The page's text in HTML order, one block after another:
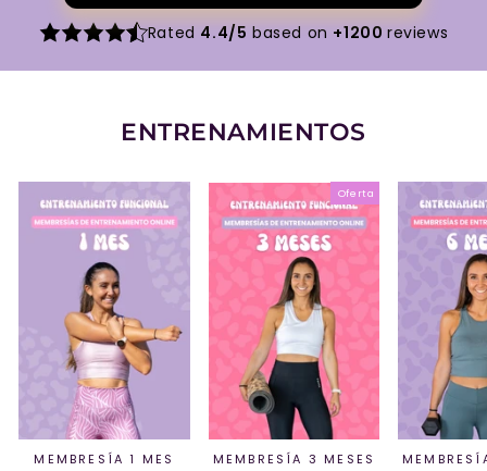
Rated 4.4/5 based on +1200 reviews
ENTRENAMIENTOS
MEMBRESÍA 1 MES
Oferta
MEMBRESÍA 3 MESES